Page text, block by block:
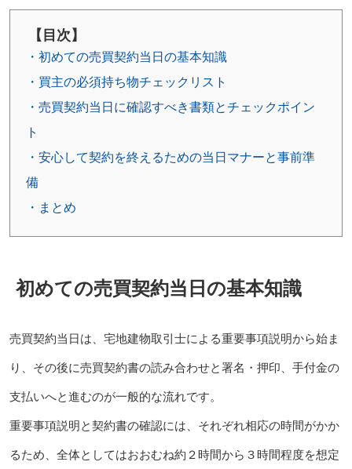
【目次】
・初めての売買契約当日の基本知識
・買主の必須持ち物チェックリスト
・売買契約当日に確認すべき書類とチェックポイン
ト
・安心して契約を終えるための当日マナーと事前準
備
・まとめ
初めての売買契約当日の基本知識
売買契約当日は、宅地建物取引士による重要事項説明から始ま
り、その後に売買契約書の読み合わせと署名・押印、手付金の
支払いへと進むのが一般的な流れです。
重要事項説明と契約書の確認には、それぞれ相応の時間がかか
るため、全体としてはおおむね約２時間から３時間程度を想定